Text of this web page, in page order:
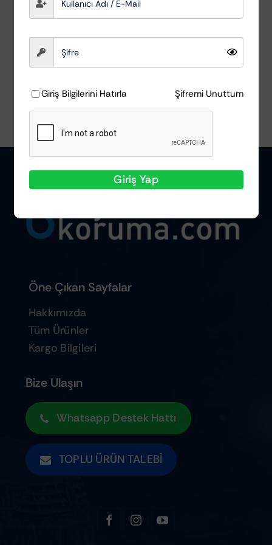
Sepete Ekle Ayrıntılar
Öne Çıkan Sayfalar
Hakkımızda
Tüm Ürünler
Kargo Bilgileri
Bize Ulaşın
Whatsapp Destek Hattı
TOPLU ÜRÜN TALEBI
Giriş Bilgilerini Hatırla Şifremi Unuttum
Giriş Yap